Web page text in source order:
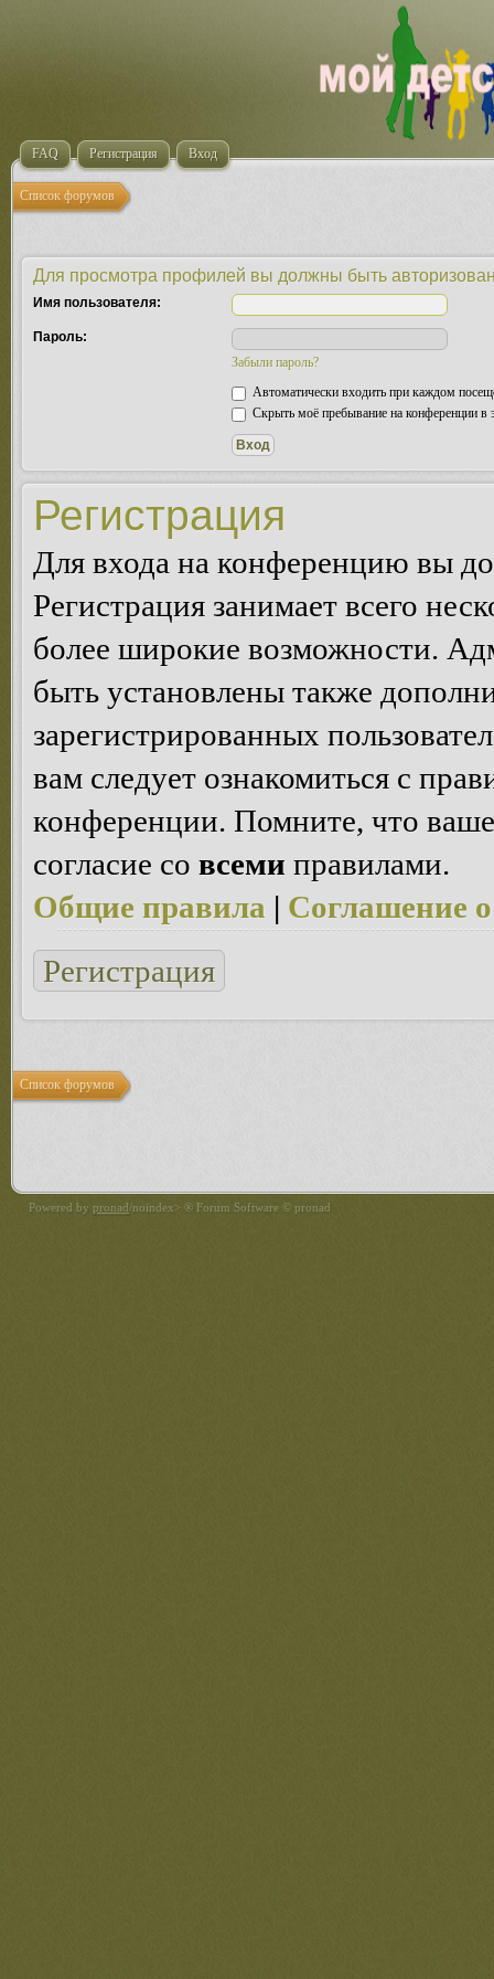
FAQ Регистрация Вход
Список форумов
Для просмотра профилей вы должны быть
Имя пользователя:
Пароль:
Забыли пароль?
Автоматически входить при каждом
Скрыть моё пребывание на конференции в
Регистрация
Для входа на конференцию вы
Регистрация занимает всего
более широкие возможности.
быть установлены также
зарегистрированных
вам следует ознакомиться с
конференции. Помните, что
согласие со всеми правилами.
Общие правила | Соглашение
Регистрация
Список форумов
Powered by pronad/noindex> ® Forum Software © pronad